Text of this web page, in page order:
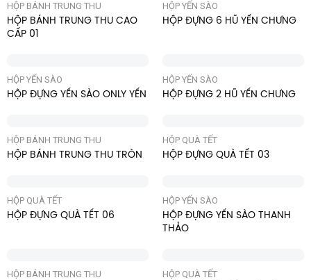
HỘP BÁNH TRUNG THU
HỘP BÁNH TRUNG THU CAO
CẤP 01
HỘP YẾN SÀO
HỘP ĐỰNG 6 HŨ YẾN CHƯNG
HỘP YẾN SÀO
HỘP ĐỰNG YẾN SÀO ONLY YẾN
HỘP YẾN SÀO
HỘP ĐỰNG 2 HŨ YẾN CHƯNG
HỘP BÁNH TRUNG THU
HỘP BÁNH TRUNG THU TRÒN
HỘP QUÀ TẾT
HỘP ĐỰNG QUÀ TẾT 03
HỘP QUÀ TẾT
HỘP ĐỰNG QUÀ TẾT 06
HỘP YẾN SÀO
HỘP ĐỰNG YẾN SÀO THANH
THẢO
HỘP BÁNH TRUNG THU HỘP QUÀ TẾT